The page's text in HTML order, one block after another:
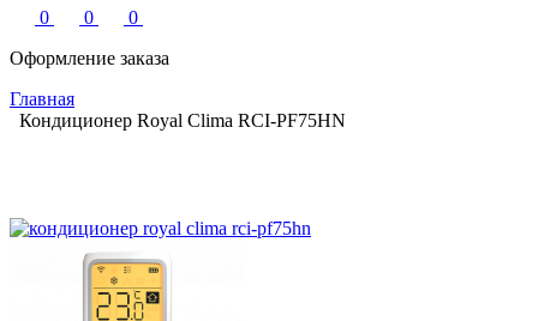
0
0
0
Оформление заказа
Главная
Кондиционер Royal Clima RCI-PF75HN